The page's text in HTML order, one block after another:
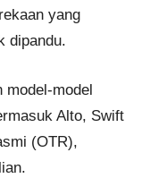
yang
dipandu.
model-model
Alto, Swift
(OTR),